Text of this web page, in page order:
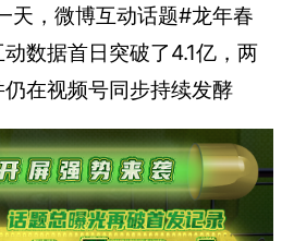
天，微博互动话题#龙年春
数据首日突破了4.1亿，两
在视频号同步持续发酵